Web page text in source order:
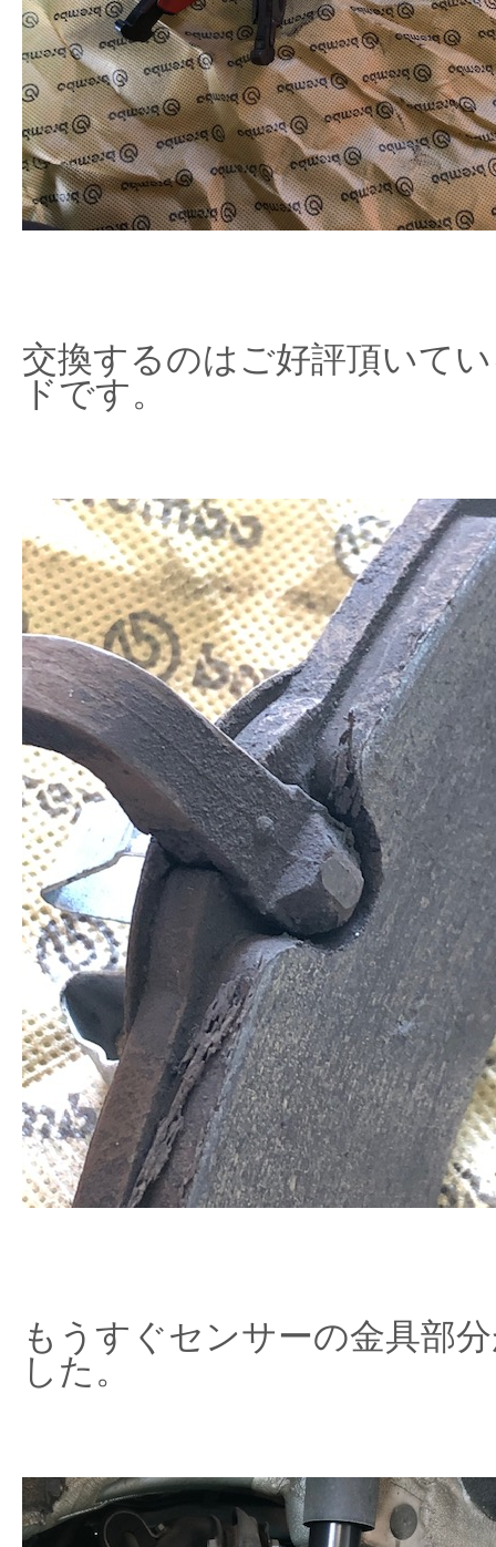
交換するのはご好評頂いて
ドです。
もうすぐセンサーの金具部
した。